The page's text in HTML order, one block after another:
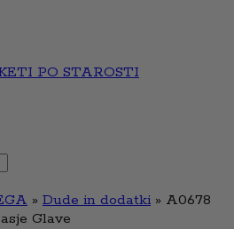
PO STAROSTI
» Dude in dodatki » A0678
Glave